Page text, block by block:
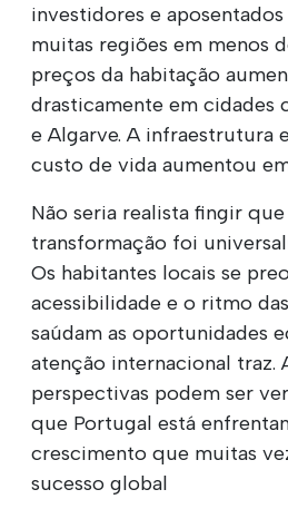
investidores e
muitas regiões em menos
preços da habitação
drasticamente em cidades
e Algarve. A infraestrutura
custo de vida aumentou
Não seria realista fingir que
transformação foi
Os habitantes locais se
acessibilidade e o ritmo
saúdam as oportunidades
atenção internacional traz.
perspectivas podem ser
que Portugal está
crescimento que muitas
sucesso global